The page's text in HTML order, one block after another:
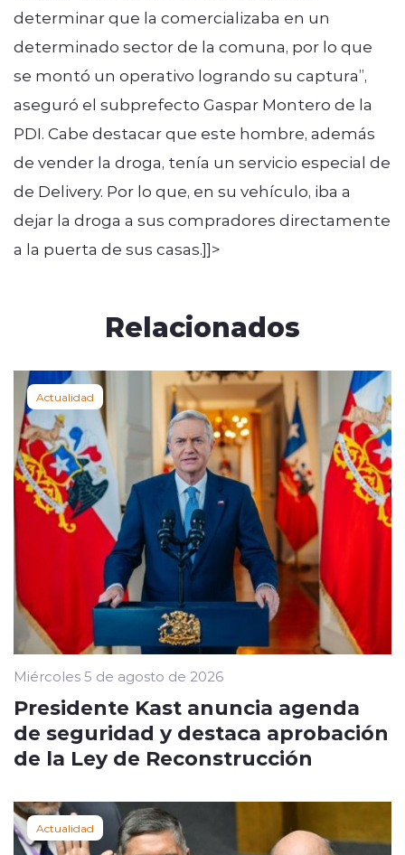
determinar que la comercializaba en un
determinado sector de la comuna, por lo que
se montó un operativo logrando su captura”,
aseguró el subprefecto Gaspar Montero de la
PDI. Cabe destacar que este hombre, además
de vender la droga, tenía un servicio especial de
de Delivery. Por lo que, en su vehículo, iba a
dejar la droga a sus compradores directamente
a la puerta de sus casas.]]>
Relacionados
Actualidad
Miércoles 5 de agosto de 2026
Presidente Kast anuncia agenda
de seguridad y destaca aprobación
de la Ley de Reconstrucción
Actualidad